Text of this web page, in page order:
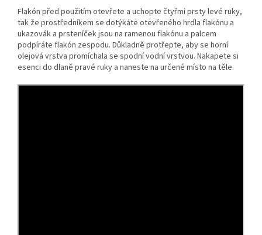
Flakón před použitím otevřete a uchopte čtyřmi prsty levé ruky,
tak že prostředníkem se dotýkáte otevřeného hrdla flakónu a
ukazovák a prsteníček jsou na ramenou flakónu a palcem
podpíráte flakón zespodu. Důkladně protřepte, aby se horní
olejová vrstva promíchala se spodní vodní vrstvou. Nakapete si
esenci do dlaně pravé ruky a naneste na určené místo na těle.